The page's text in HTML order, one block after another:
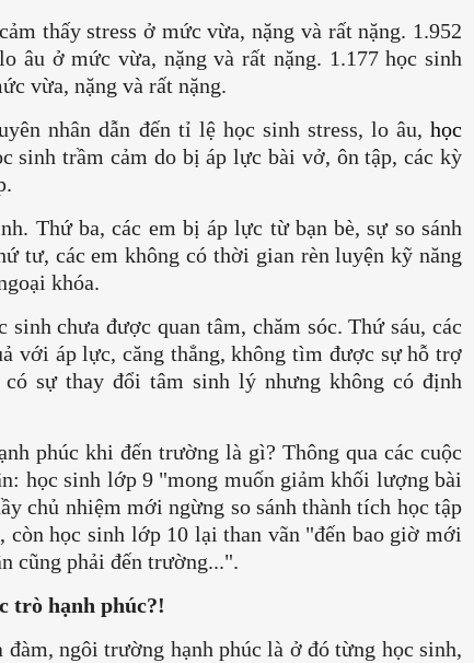
thấy stress ở mức vừa, nặng và rất nặng. 1.952
âu ở mức vừa, nặng và rất nặng. 1.177 học sinh
vừa, nặng và rất nặng.
nhân dẫn đến tỉ lệ học sinh stress, lo âu, học
sinh trầm cảm do bị áp lực bài vở, ôn tập, các kỳ
Thứ ba, các em bị áp lực từ bạn bè, sự so sánh
tư, các em không có thời gian rèn luyện kỹ năng
khóa.
chưa được quan tâm, chăm sóc. Thứ sáu, các
với áp lực, căng thẳng, không tìm được sự hỗ trợ
sự thay đổi tâm sinh lý nhưng không có định
phúc khi đến trường là gì? Thông qua các cuộc
học sinh lớp 9 "mong muốn giảm khối lượng bài
chủ nhiệm mới ngừng so sánh thành tích học tập
học sinh lớp 10 lại than vãn "đến bao giờ mới
cũng phải đến trường...".
trò hạnh phúc?!
ngôi trường hạnh phúc là ở đó từng học sinh,